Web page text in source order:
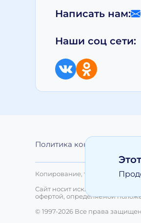
Написать нам:
Наши соц сети:
Политика
Копирование,
Сайт носит исключительно
офертой, определяемой
© 1997-2026 Все права